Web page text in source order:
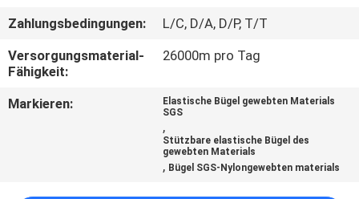
MIT
IN
VERBINDUNG
Zahlungsbedingungen:
L/C, D/A, D/P, T/T
Versorgungsmaterial-
Fähigkeit:
26000m pro Tag
Markieren:
Elastische Bügel gewebten Materials
SGS
,
Stützbare elastische Bügel des
gewebten Materials
, Bügel SGS-Nylongewebten materials